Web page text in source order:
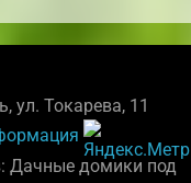
ул. Токарева, 11
Дачные домики под